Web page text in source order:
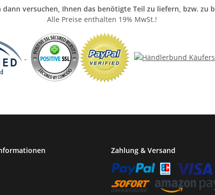
dann versuchen, Ihnen das benötigte Teil zu liefern, bzw. zu
Alle Preise enthalten 19% MwSt.!
Zahlung & Versand